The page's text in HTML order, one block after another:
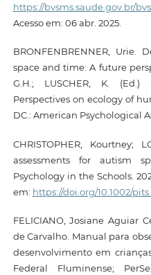
https://bvsms.saude.gov.br/
Acesso em: 06 abr. 2025.
BRONFENBRENNER, Urie.
space and time: A future
G.H.; LUSCHER, K.
Perspectives on ecology of
DC.: American Psychological
CHRISTOPHER, Kourtney;
assessments for autism
Psychology in the Schools.
em: https://doi.org/10.1002/
FELICIANO, Josiane Aguiar
de Carvalho. Manual para
desenvolvimento em
Federal Fluminense;